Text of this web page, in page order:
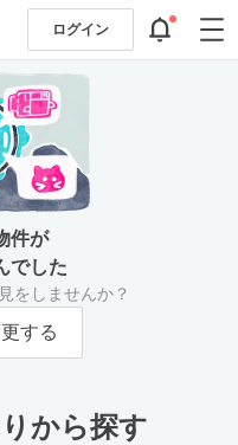
ログイン
件が
でした
をしませんか？
する
から探す